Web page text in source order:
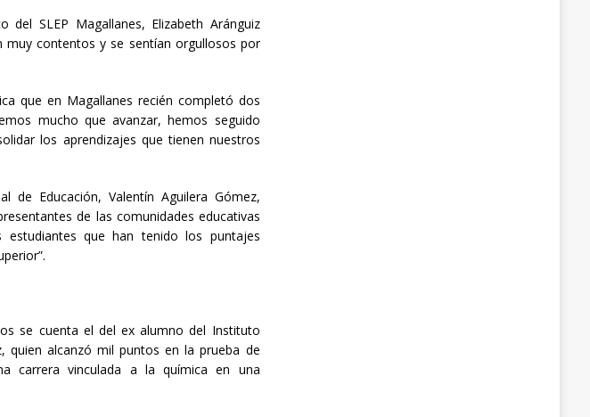
del SLEP Magallanes, Elizabeth Aránguiz
muy contentos y se sentían orgullosos por
que en Magallanes recién completó dos
mucho que avanzar, hemos seguido
los aprendizajes que tienen nuestros
de Educación, Valentín Aguilera Gómez,
de las comunidades educativas
que han tenido los puntajes
se cuenta el del ex alumno del Instituto
quien alcanzó mil puntos en la prueba de
carrera vinculada a la química en una